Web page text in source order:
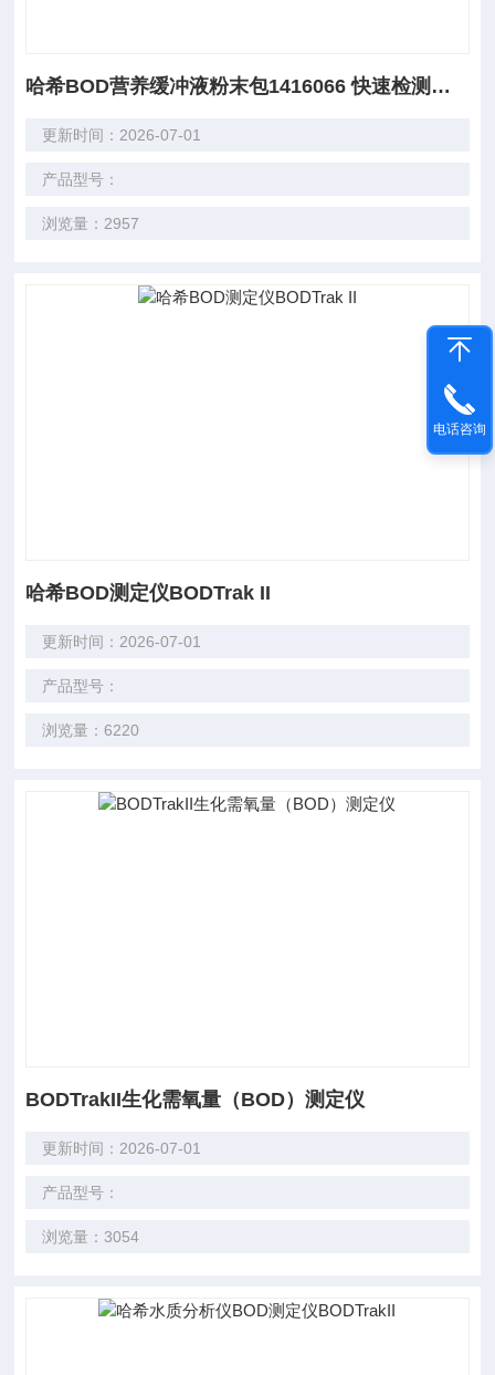
哈希BOD营养缓冲液粉末包1416066 快速检测管/试剂
更新时间：2026-07-01
产品型号：
浏览量：2957
哈希BOD测定仪BODTrak II
更新时间：2026-07-01
产品型号：
浏览量：6220
BODTrakII生化需氧量（BOD）测定仪
更新时间：2026-07-01
产品型号：
浏览量：3054
电话咨询